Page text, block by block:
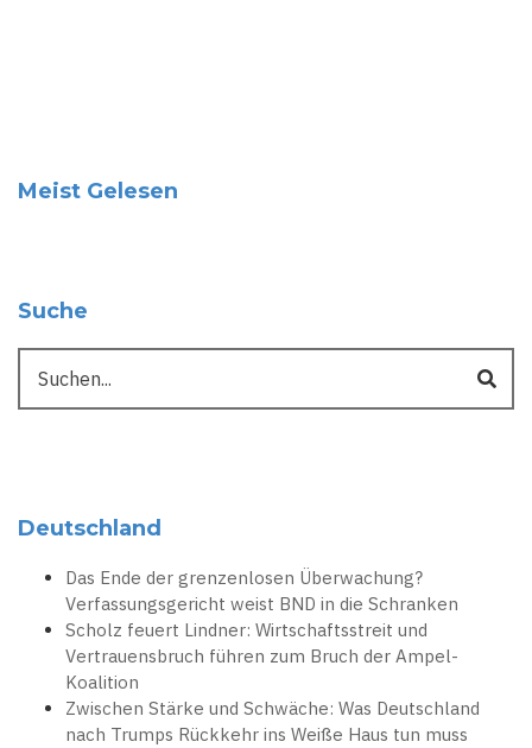
Meist Gelesen
Suche
Deutschland
Das Ende der grenzenlosen Überwachung?
Verfassungsgericht weist BND in die Schranken
Scholz feuert Lindner: Wirtschaftsstreit und
Vertrauensbruch führen zum Bruch der Ampel-
Koalition
Zwischen Stärke und Schwäche: Was Deutschland
nach Trumps Rückkehr ins Weiße Haus tun muss